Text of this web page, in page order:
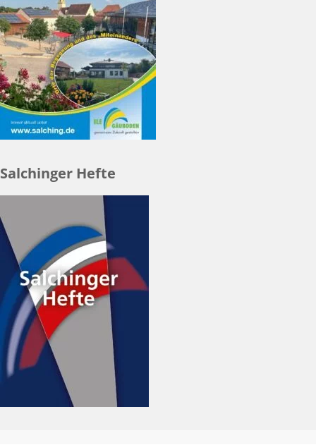
Salchinger Hefte